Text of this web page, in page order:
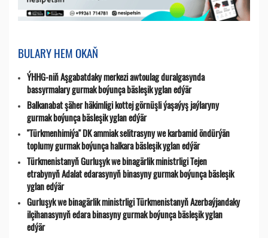
BULARY HEM OKAŇ
ÝHHG-niň Aşgabatdaky merkezi awtoulag duralgasynda
bassyrmalary gurmak boýunça bäsleşik yglan edýär
Balkanabat şäher häkimligi kottej görnüşli ýaşaýyş jaýlaryny
gurmak boýunça bäsleşik yglan edýär
"Türkmenhimiýa" DK ammiak selitrasyny we karbamid öndürýän
toplumy gurmak boýunça halkara bäsleşik yglan edýär
Türkmenistanyň Gurluşyk we binagärlik ministrligi Tejen
etrabynyň Adalat edarasynyň binasyny gurmak boýunça bäsleşik
yglan edýär
Gurluşyk we binagärlik ministrligi Türkmenistanyň Azerbaýjandaky
ilçihanasynyň edara binasyny gurmak boýunça bäsleşik yglan
edýär